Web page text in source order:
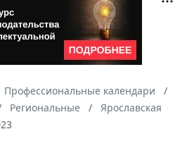
Профессиональные календари
Региональные
Ярославская